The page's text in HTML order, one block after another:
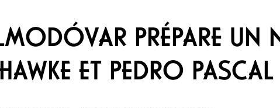
PRÉPARE UN
ET PEDRO PASCAL